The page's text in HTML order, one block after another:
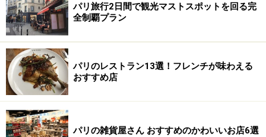
トラブルに巻き込まれるかどうかは、男性か女性か、土
地勘があるかないか、そして場所や時間帯などが影響し
てきます。まず男性の場合、当然女性よりは狙われる確
率は低いのですが、メトロや観光地でのスリは日本人男
性も多く被害に遭っています。多額の現金は持ち歩かな
い、ポケットに貴重品を入れない、不案内だったり治安
の良くない場所で夜遅くまでフラフラ一人で歩かない、
などを守って常に気を引き締めて行動して下さい。油断
パリ旅行2日間で観光マストスポットを回る完
全制覇プラン
パリのレストラン13選！フレンチが味わえる
おすすめ店
パリの雑貨屋さん おすすめのかわいいお店6選